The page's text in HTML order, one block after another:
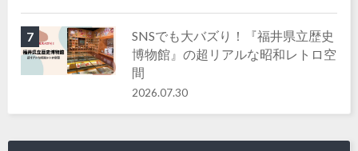
7
SNSでも大バズり！『福井県立歴史
博物館』の超リアルな昭和レトロ空
間
2026.07.30